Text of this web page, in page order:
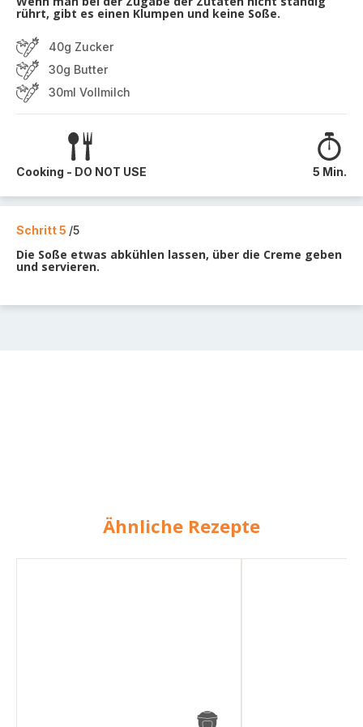
rührt, gibt es einen Klumpen und keine Soße.
40g Zucker
30g Butter
30ml Vollmilch
Cooking - DO NOT USE 5 Min.
Schritt 5 /5
Die Soße etwas abkühlen lassen, über die Creme geben
und servieren.
Ähnliche Rezepte